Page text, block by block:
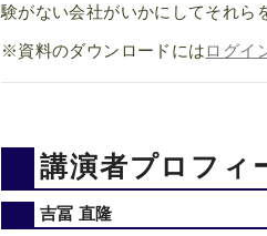
験がない会社がいかにしてそれら
※資料のダウンロードには ログイ
講演者プロフィ
吉冨 直隆